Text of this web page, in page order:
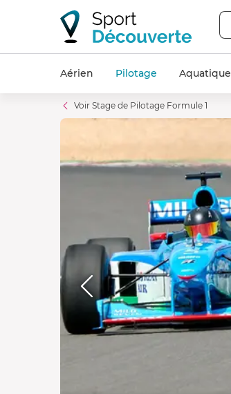
Aérien Pilotage Aquatique
Voir Stage de Pilotage Formule 1